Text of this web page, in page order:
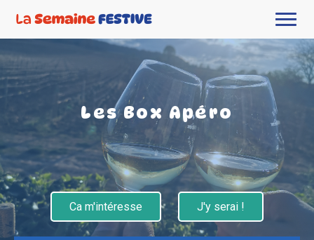
Les Box Apéro
Ca m'intéresse J'y serai !